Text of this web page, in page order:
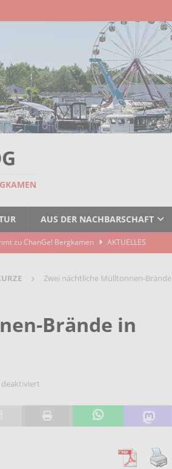
AUS DER NACHBARSCHAFT
zu ChanGe! Bergkamen
AKTUELLES
Jochen Malmsheimer eröffnet die Kabarettsaison
– Städtepartnerschaft hautnah erleben
Zwei nächtliche Mülltonnen-Brände
Brände in